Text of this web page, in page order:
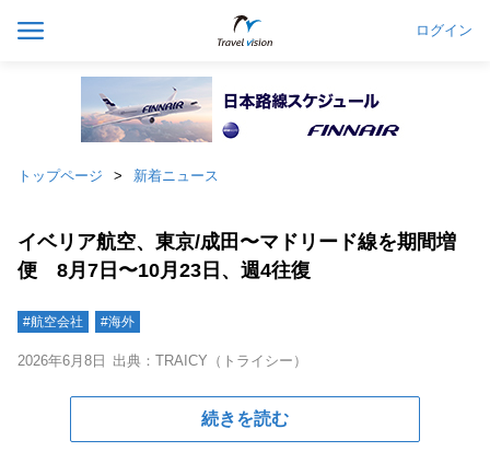
ログイン
トップページ 新着ニュース
イベリア航空、東京/成田〜マドリード線を期間増
便 8月7日〜10月23日、週4往復
#航空会社 #海外
2026年6月8日 出典：TRAICY（トライシー）
続きを読む